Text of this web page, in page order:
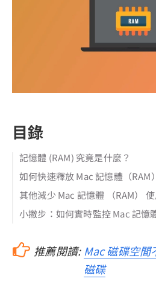
目錄
記憶體 (RAM) 究竟是什麼？
如何快速釋放 Mac 記憶體（RAM）
其他減少 Mac 記憶體 （RAM）
小撇步：如何實時監控 Mac 記憶
推薦閱讀: Mac 磁碟空間
磁碟